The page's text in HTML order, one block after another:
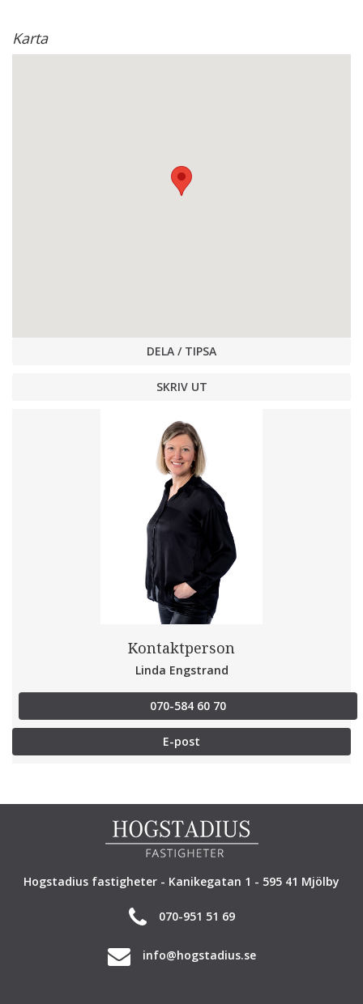
Karta
DELA / TIPSA
SKRIV UT
Kontaktperson
Linda Engstrand
070-584 60 70
E-post
Hogstadius fastigheter - Kanikegatan 1 - 595 41 Mjölby
070-951 51 69
info@hogstadius.se